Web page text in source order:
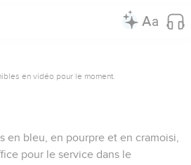
en vidéo pour le moment.
en bleu, en pourpre et en cramoisi,
pour le service dans le